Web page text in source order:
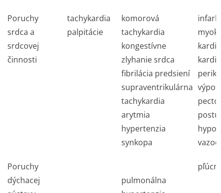
Poruchy
srdca a
srdcovej
činnosti
tachykardia
palpitácie
komorová
tachykardia
kongestívne
zlyhanie srdca
fibrilácia predsiení
supraventrikulárna
tachykardia
arytmia
hypertenzia
synkopa
Poruchy
dýchacej
pulmonálna